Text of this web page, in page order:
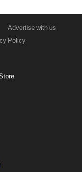
Advertise with us
Policy